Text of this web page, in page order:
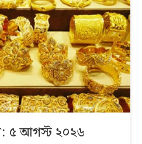
৫ আগস্ট ২০২৬